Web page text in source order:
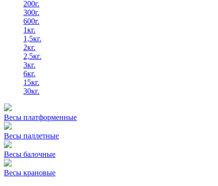
200г.
300г.
600г.
1кг.
1,5кг.
2кг.
2,5кг.
3кг.
6кг.
15кг.
30кг.
Весы платформенные
Весы паллетные
Весы балочные
Весы крановые